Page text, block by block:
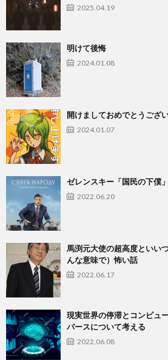
2025.04.19
明けて後悔
2024.01.08
開けましておめでとうござ
2024.01.07
ゼレンスキー「国民の下僕
2022.06.20
馬渕元大使の超高度といい
んな意味で）怖い話
2022.06.17
現実世界の停滞とコンピュ
バースについて考える
2022.06.08